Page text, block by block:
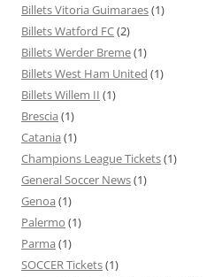
Billets Vitoria Guimaraes(1)
Billets Watford FC(2)
Billets Werder Breme(1)
Billets West Ham United (1)
Billets Willem II (1)
Brescia (1)
Catania (1)
Champions League Tickets(1)
General Soccer News(1)
Genoa (1)
Palermo (1)
Parma (1)
SOCCER Tickets(1)